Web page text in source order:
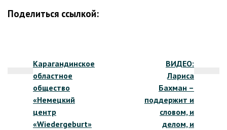
Поделиться ссылкой:
записям
Карагандинское
областное
общество
«Немецкий
центр
«Wiedergeburt»
ВИДЕО:
Лариса
Бахман –
поддержит и
словом, и
делом, и